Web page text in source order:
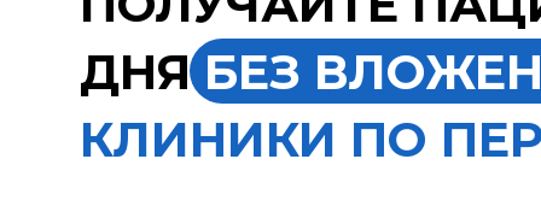
ДНЯБЕЗ
КЛИНИКИ ПО
Мыпривлекаем Пациентов для Вашей